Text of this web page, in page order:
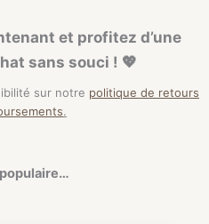
et profitez d’une
sans souci ! 💖
sur notre politique de retours
.